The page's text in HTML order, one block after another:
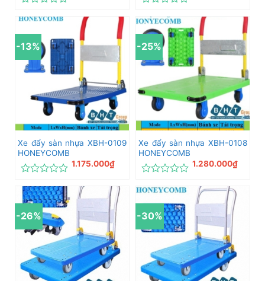
xếp
hạng
0
5
sao
xếp
hạng
0
5
sao
-13%
Xe đẩy sàn nhựa XBH-0109
HONEYCOMB
xếp
hạng
0
5
sao
1.175.000₫
-25%
Xe đẩy sàn nhựa XBH-0108
HONEYCOMB
xếp
hạng
0
5
sao
1.280.000₫
-26% -30%